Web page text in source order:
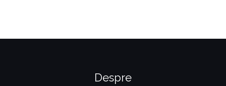
Despre